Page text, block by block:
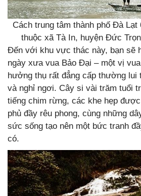
Cách trung tâm thành phố Đà
thuộc xã Tà In, huyện Đức
Đến với khu vực thác này, bạn sẽ
ngày xưa vua Bảo Đại – một vị
hưởng thụ rất đẳng cấp thường lui
và nghỉ ngơi. Cây si vài trăm tuổi
tiếng chim rừng, các khe hẹp
phủ đầy rêu phong, cùng những
sức sống tạo nên một bức tranh
có.